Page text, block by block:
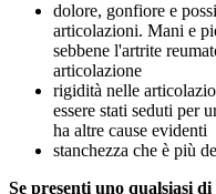
dolore, gonfiore e
articolazioni. Mani e
sebbene l'artrite
articolazione
rigidità nelle
essere stati seduti per
ha altre cause evidenti
stanchezza che è più
Se presenti uno qualsiasi